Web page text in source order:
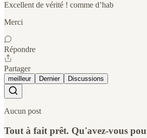
Excellent de vérité ! comme d’hab
Merci
Répondre
Partager
meilleur Dernier Discussions
Aucun post
Tout à fait prêt. Qu'avez-vous